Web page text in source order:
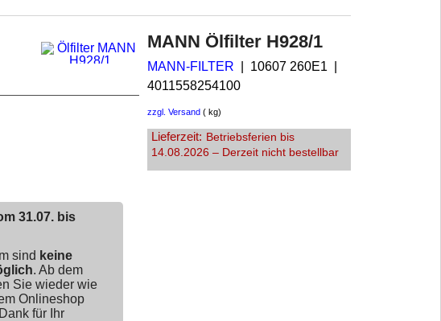
MANN Ölfilter H928/1
MANN-FILTER
10607 260E1
4011558254100
zzgl. Versand kg
Lieferzeit: Betriebsferien bis
14.08.2026 – Derzeit nicht bestellbar
31.07. bis
sind keine
. Ab dem
Sie wieder wie
Onlineshop
für Ihr